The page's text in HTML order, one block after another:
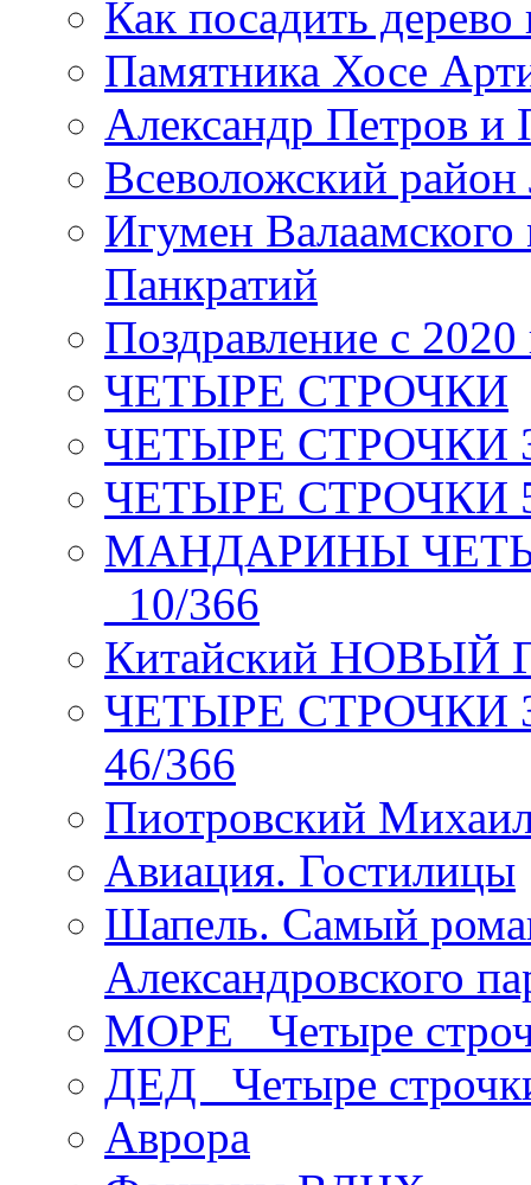
Как посадить дерево
Памятника Хосе
Александр Петров и
Всеволожский район
Игумен
Панкратий
Поздравление с 2020
ЧЕТЫРЕ СТРОЧКИ
ЧЕТЫРЕ СТРОЧКИ 3
ЧЕТЫРЕ СТРОЧКИ 5
МАНДАРИНЫ
_10/366
Китайский НОВЫЙ
ЧЕТЫРЕ СТРОЧКИ
46/366
Пиотровский
Авиация. Гостилицы
Шапель. Самый
Александровского
МОРЕ _Четыре
ДЕД _Четыре
Аврора